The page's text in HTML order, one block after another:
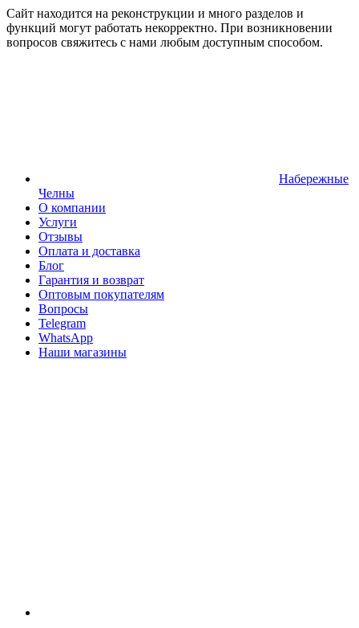
Сайт находится на реконструкции и много разделов и
функций могут работать некорректно. При возникновении
вопросов свяжитесь с нами любым доступным способом.
Набережные
Челны
О компании
Услуги
Отзывы
Оплата и доставка
Блог
Гарантия и возврат
Оптовым покупателям
Вопросы
Telegram
WhatsApp
Наши магазины